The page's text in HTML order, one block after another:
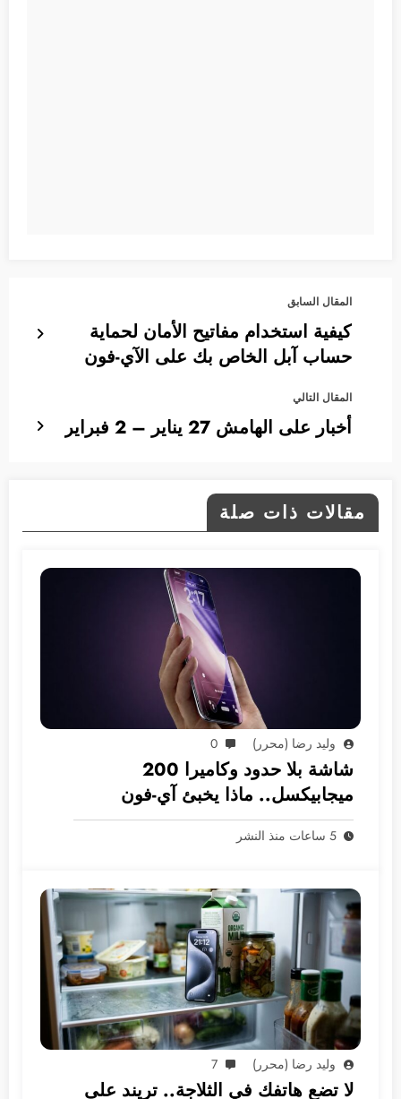
المقال السابق
كيفية استخدام مفاتيح الأمان لحماية
حساب آبل الخاص بك على الآي-فون
المقال التالي
أخبار على الهامش 27 يناير – 2 فبراير
مقالات ذات صلة
وليد رضا (محرر) 0
شاشة بلا حدود وكاميرا 200
ميجابيكسل.. ماذا يخبئ آي-فون
2028؟
5 ساعات منذ النشر
وليد رضا (محرر) 7
لا تضع هاتفك في الثلاجة.. تريند على